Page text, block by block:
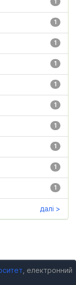
1
1
1
1
1
1
1
1
1
далі >
, електронний